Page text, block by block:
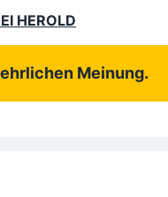
HEROLD
Meinung.